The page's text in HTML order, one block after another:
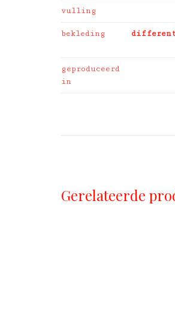
vulling
bekleding
geproduceerd
in
Gerelateerde